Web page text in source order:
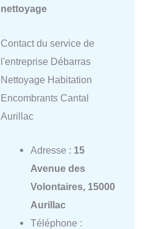
nettoyage
Contact du service de
l'entreprise Débarras
Nettoyage Habitation
Encombrants Cantal
Aurillac
Adresse : 15
Avenue des
Volontaires, 15000
Aurillac
Téléphone :